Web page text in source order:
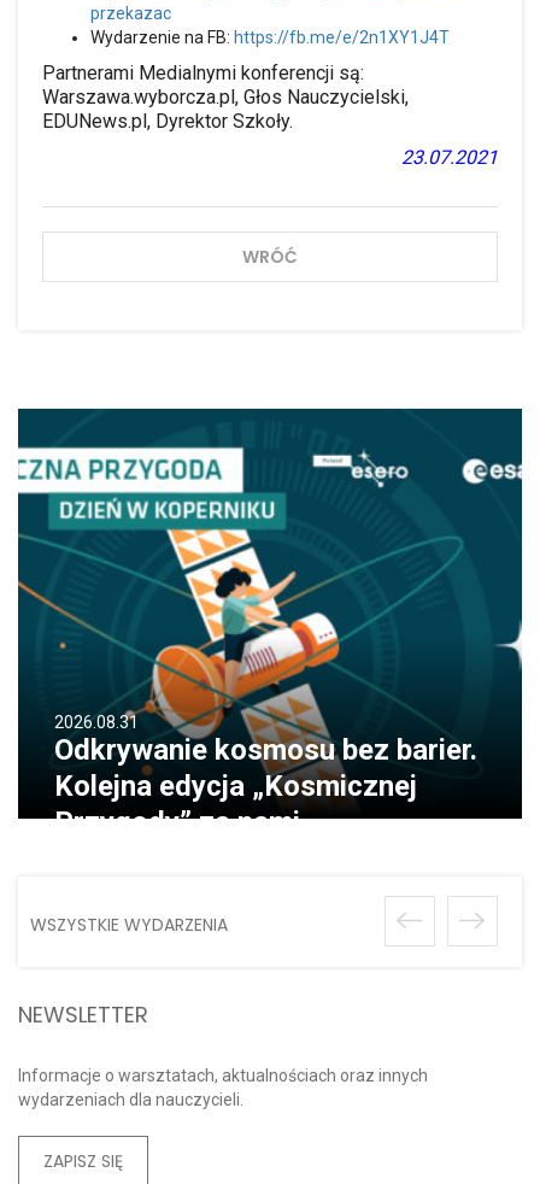
2026.08.31
Odkrywanie kosmosu bez barier.
Kolejna edycja „Kosmicznej
Przygody” za nami
WSZYSTKIE WYDARZENIA
NEWSLETTER
Informacje o warsztatach, aktualnościach oraz innych
wydarzeniach dla nauczycieli.
ZAPISZ SIĘ
przekazac
Wydarzenie na FB: https://fb.me/e/2n1XY1J4T
Partnerami Medialnymi konferencji są:
Warszawa.wyborcza.pl, Głos Nauczycielski,
EDUNews.pl, Dyrektor Szkoły.
23.07.2021
WRÓĆ